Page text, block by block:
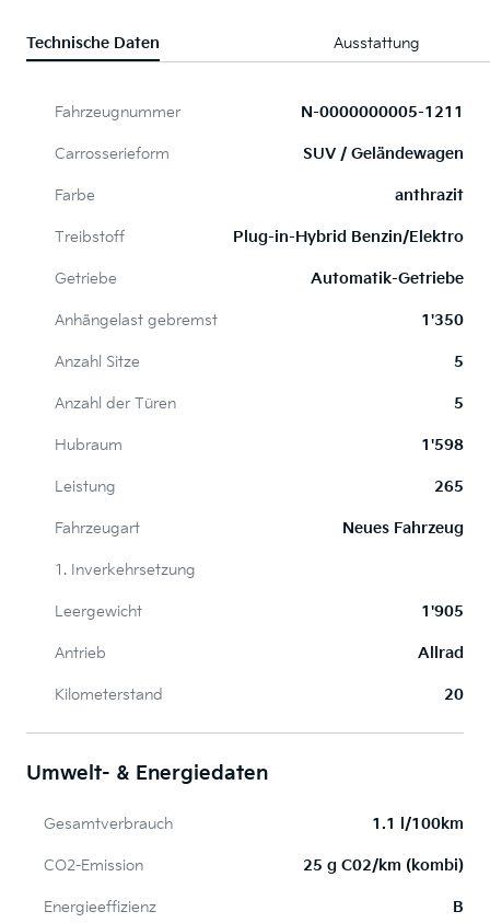
Technische Daten Ausstattung
Fahrzeugnummer N-0000000005-1211
Carrosserieform SUV / Geländewagen
Farbe anthrazit
Treibstoff Plug-in-Hybrid Benzin/Elektro
Getriebe Automatik-Getriebe
Anhängelast gebremst 1'350
Anzahl Sitze 5
Anzahl der Türen 5
Hubraum 1'598
Leistung 265
Fahrzeugart Neues Fahrzeug
1. Inverkehrsetzung
Leergewicht 1'905
Antrieb Allrad
Kilometerstand 20
Umwelt- & Energiedaten
Gesamtverbrauch 1.1 l/100km
CO2-Emission 25 g C02/km (kombi)
Energieeffizienz B